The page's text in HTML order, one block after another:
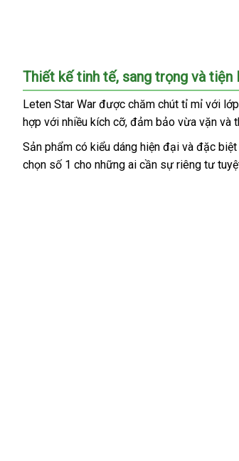
Nhập
sỉ
Máy
dâm
tự
động
Thiết kế tinh tế, sang trọng và tiện
Leten Star War được chăm chút tỉ mỉ với
hợp với nhiều kích cỡ, đảm bảo vừa vặn và
Sản phẩm có kiểu dáng hiện đại và đặc
chọn số 1 cho những ai cần sự riêng tư